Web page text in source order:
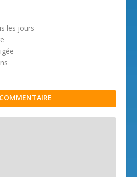
les jours
COMMENTAIRE